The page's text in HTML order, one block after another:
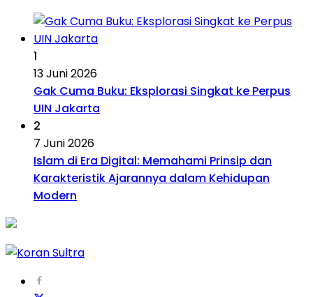
1
13 Juni 2026
Gak Cuma Buku: Eksplorasi Singkat ke Perpus
UIN Jakarta
2
7 Juni 2026
Islam di Era Digital: Memahami Prinsip dan
Karakteristik Ajarannya dalam Kehidupan
Modern